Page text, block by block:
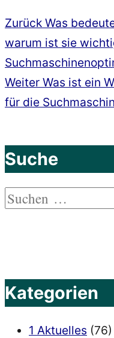
Zurück Vorheriger
Beitrag:
Was
warum ist sie
Weiter Nächster
Beitrag:
Was ist ein
für die
Suche
Suchen
Kategorien
1 Aktuelles (76)